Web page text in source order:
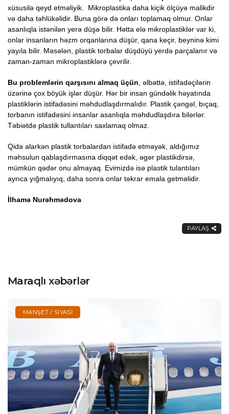
xüsusilə qeyd etməliyik. Mikroplastika daha kiçik ölçüyə malikdir
və daha təhlükəlidir. Buna görə də onları toplamaq olmur. Onlar
asanlıqla istənilən yerə düşə bilir. Hətta elə mikroplastiklər var ki,
onlar insanların həzm orqanlarına düşür, qana keçir, beyninə kimi
yayıla bilir. Məsələn, plastik torbalar düşdüyü yerdə parçalanır və
zaman-zaman mikroplastiklərə çevrilir.
Bu problemlərin qarşısını almaq üçün, əlbəttə, istifadəçilərin
üzərinə çox böyük işlər düşür. Hər bir insan gündəlik həyatında
plastiklərin istifadəsini məhdudlaşdırmalıdır. Plastik çəngəl, bıçaq,
torbanın istifadəsini insanlar asanlıqla məhdudlaşdıra bilərlər.
Təbiətdə plastik tullantıları saxlamaq olmaz.
Qida alarkən plastik torbalardan istifadə etməyək, aldığımız
məhsulun qablaşdırmasına diqqət edək, əgər plastikdirsə,
mümkün qədər onu almayaq. Evimizdə isə plastik tulantıları
ayrıca yığmalıyıq, daha sonra onlar təkrar emala getməlidir.
İlhamə Nurəhmədova
PAYLAŞ
Maraqlı xəbərlər
MANŞET / SIYASI